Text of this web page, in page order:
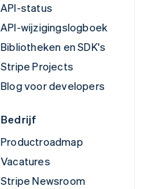
API-status
API-wijzigingslogboek
Bibliotheken en SDK's
Stripe Projects
Blog voor developers
Bedrijf
Productroadmap
Vacatures
Stripe Newsroom